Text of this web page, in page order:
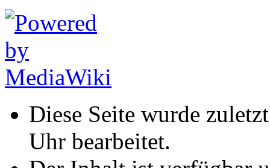
Diese Seite wurde
Uhr bearbeitet.